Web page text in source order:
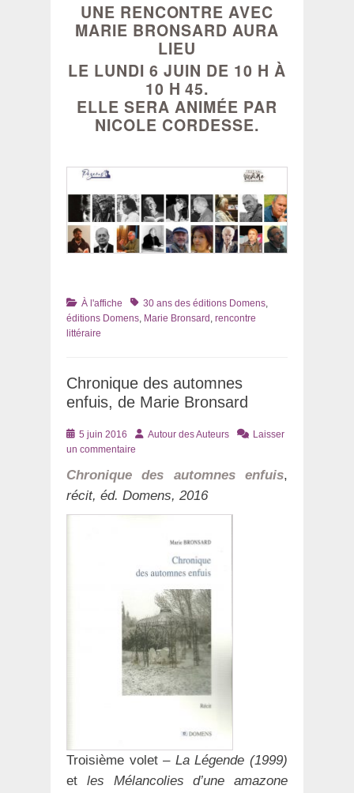
UNE RENCONTRE AVEC
MARIE BRONSARD AURA
LIEU
LE LUNDI 6 JUIN DE 10 H À
10 H 45.
ELLE SERA ANIMÉE PAR
NICOLE CORDESSE.
Catégories
À l'affiche Tags30 ans des éditions Domens,
éditions Domens, Marie Bronsard , rencontre
littéraire
Chronique des automnes
enfuis, de Marie Bronsard
Posté
le
5 juin 2016 AuteurAutour des Auteurs
Laisser
un commentaire
Chronique des automnes enfuis,
récit, éd. Domens, 2016
Troisième volet – La Légende (1999)
et les Mélancolies d’une amazone